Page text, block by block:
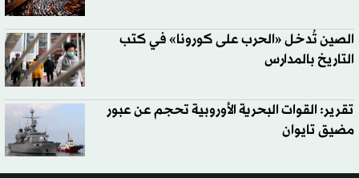
الصين تُدخل «الحرب على كورونا» في كتب
التاريخ بالمدارس
تقرير: القوات البحرية الأوروبية تحجم عن عبور
مضيق تايوان